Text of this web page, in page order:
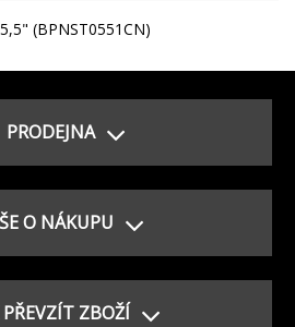
(BPNST0551CN)
PRODEJNA
O NÁKUPU
PŘEVZÍT ZBOŽÍ